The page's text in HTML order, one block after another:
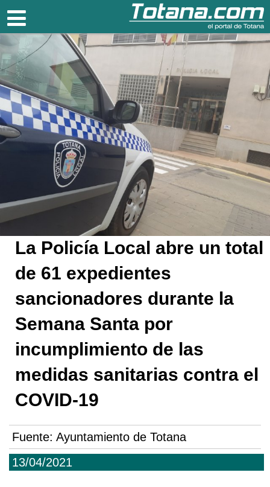
Totana.com
13/04/2021
La Policía Local abre un total
de 61 expedientes
sancionadores durante la
Semana Santa por
incumplimiento de las
medidas sanitarias contra el
COVID-19
Fuente: Ayuntamiento de Totana